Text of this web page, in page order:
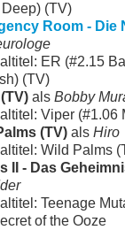
Deep) (TV)
Room - Die
ER (#2.15
(TV)
(TV) als Bobby
Viper (#1.06
(TV) als Hiro
Wild Palms
II - Das
Teenage
of the Ooze